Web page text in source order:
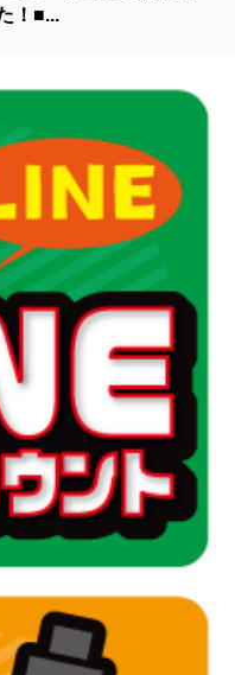
！■...